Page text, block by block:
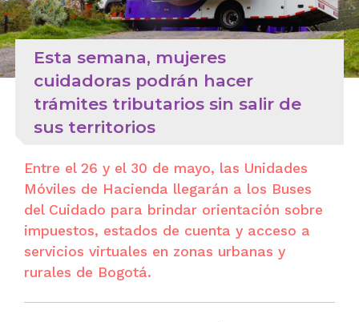
Esta semana, mujeres
cuidadoras podrán hacer
trámites tributarios sin salir de
sus territorios
Entre el 26 y el 30 de mayo, las Unidades
Móviles de Hacienda llegarán a los Buses
del Cuidado para brindar orientación sobre
impuestos, estados de cuenta y acceso a
servicios virtuales en zonas urbanas y
rurales de Bogotá.